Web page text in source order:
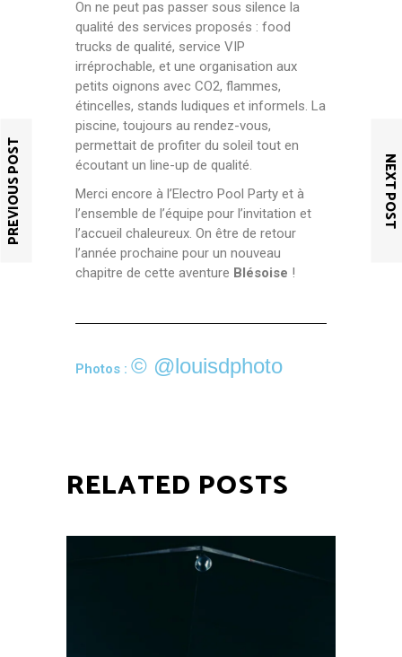
On ne peut pas passer sous silence la
qualité des services proposés : food
trucks de qualité, service VIP
irréprochable, et une organisation aux
petits oignons avec CO2, flammes,
étincelles, stands ludiques et informels. La
piscine, toujours au rendez-vous,
permettait de profiter du soleil tout en
écoutant un line-up de qualité.
Merci encore à l’Electro Pool Party et à
l’ensemble de l’équipe pour l’invitation et
l’accueil chaleureux. On être de retour
l’année prochaine pour un nouveau
chapitre de cette aventure Blésoise !
Photos : © @louisdphoto
PREVIOUS POST NEXT POST
RELATED POSTS